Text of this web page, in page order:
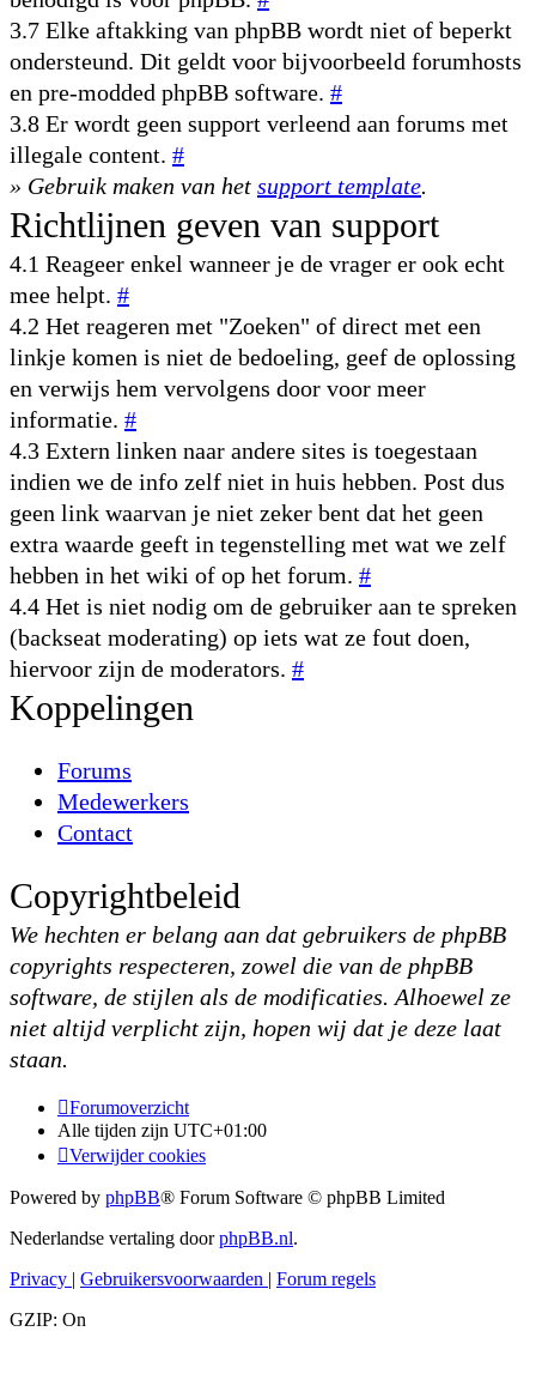
3.7 Elke aftakking van phpBB wordt niet of beperkt
ondersteund. Dit geldt voor bijvoorbeeld forumhosts
en pre-modded phpBB software. #
3.8 Er wordt geen support verleend aan forums met
illegale content. #
» Gebruik maken van het support template.
Richtlijnen geven van support
4.1 Reageer enkel wanneer je de vrager er ook echt
mee helpt. #
4.2 Het reageren met "Zoeken" of direct met een
linkje komen is niet de bedoeling, geef de oplossing
en verwijs hem vervolgens door voor meer
informatie. #
4.3 Extern linken naar andere sites is toegestaan
indien we de info zelf niet in huis hebben. Post dus
geen link waarvan je niet zeker bent dat het geen
extra waarde geeft in tegenstelling met wat we zelf
hebben in het wiki of op het forum. #
4.4 Het is niet nodig om de gebruiker aan te spreken
(backseat moderating) op iets wat ze fout doen,
hiervoor zijn de moderators. #
Koppelingen
Forums
Medewerkers
Contact
Copyrightbeleid
We hechten er belang aan dat gebruikers de phpBB
copyrights respecteren, zowel die van de phpBB
software, de stijlen als de modificaties. Alhoewel ze
niet altijd verplicht zijn, hopen wij dat je deze laat
staan.
Forumoverzicht
Alle tijden zijn UTC+01:00
Verwijder cookies
Powered by phpBB® Forum Software © phpBB Limited
Nederlandse vertaling doorphpBB.nl.
Privacy | Gebruikersvoorwaarden | Forum regels
GZIP: On